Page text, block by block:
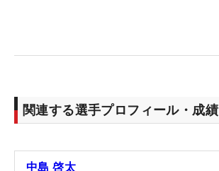
関連する選手プロフィール・成績
中島 啓太